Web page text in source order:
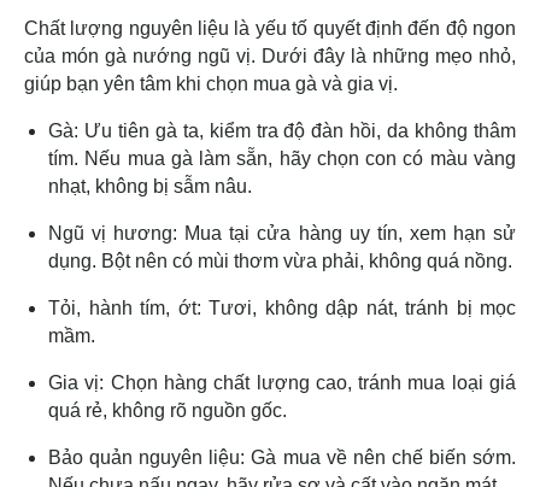
Chất lượng nguyên liệu là yếu tố quyết định đến độ ngon
của món gà nướng ngũ vị. Dưới đây là những mẹo nhỏ,
giúp bạn yên tâm khi chọn mua gà và gia vị.
Gà: Ưu tiên gà ta, kiểm tra độ đàn hồi, da không thâm
tím. Nếu mua gà làm sẵn, hãy chọn con có màu vàng
nhạt, không bị sẫm nâu.
Ngũ vị hương: Mua tại cửa hàng uy tín, xem hạn sử
dụng. Bột nên có mùi thơm vừa phải, không quá nồng.
Tỏi, hành tím, ớt: Tươi, không dập nát, tránh bị mọc
mầm.
Gia vị: Chọn hàng chất lượng cao, tránh mua loại giá
quá rẻ, không rõ nguồn gốc.
Bảo quản nguyên liệu: Gà mua về nên chế biến sớm.